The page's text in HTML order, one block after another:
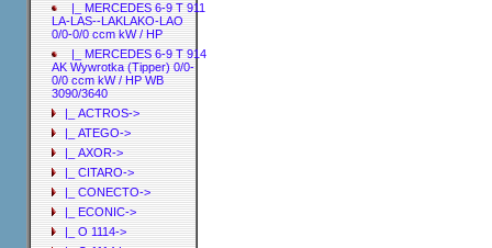
|_ MERCEDES 6-9 T 911
LA-LAS--LAKLAKO-LAO
0/0-0/0 ccm kW / HP
|_ MERCEDES 6-9 T 914
AK Wywrotka (Tipper) 0/0-
0/0 ccm kW / HP WB
3090/3640
|_ ACTROS->
|_ ATEGO->
|_ AXOR->
|_ CITARO->
|_ CONECTO->
|_ ECONIC->
|_ O 1114->